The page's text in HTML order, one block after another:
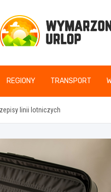
REGIONY TRANSPORT
linii lotniczych